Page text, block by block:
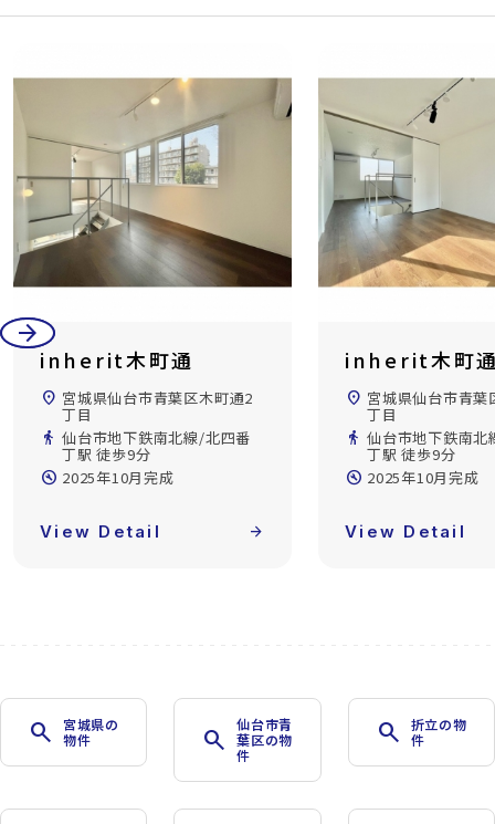
arrow_back
arrow_forward
inherit木町通
location_on 宮城県仙台市青葉区木町通2
丁目
directions_walk 仙台市地下鉄南北線/北四番
丁駅 徒歩9分
build_circle 2025年10月完成
View Detail
inherit木町
location_on 宮城県仙台市青
丁目
directions_walk 仙台市地下鉄
丁駅 徒歩9分
build_circle 2025年10月完成
View Detail
search
宮城県の
物件
search
仙台市青
葉区の物
件
search
折立の物
件